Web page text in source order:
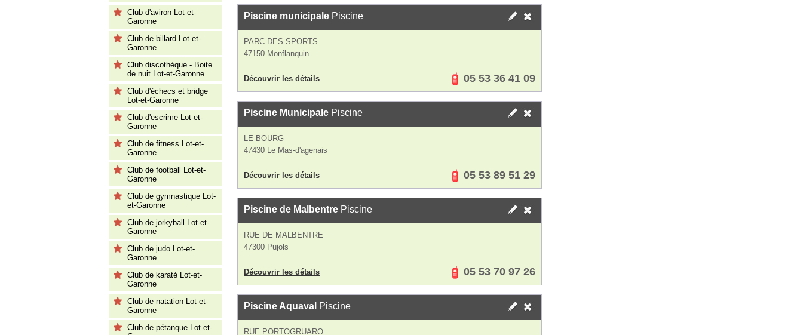
Club d'aviron Lot-et-
Garonne
Club de billard Lot-et-
Garonne
Club discothèque - Boite
de nuit Lot-et-Garonne
Club d'échecs et bridge
Lot-et-Garonne
Club d'escrime Lot-et-
Garonne
Club de fitness Lot-et-
Garonne
Club de football Lot-et-
Garonne
Club de gymnastique Lot-
et-Garonne
Club de jorkyball Lot-et-
Garonne
Club de judo Lot-et-
Garonne
Club de karaté Lot-et-
Garonne
Club de natation Lot-et-
Garonne
Club de pétanque Lot-et-
Piscine municipale Piscine
PARC DES SPORTS
47150 Monflanquin
Découvrir les détails 05 53 36 41 09
Piscine Municipale Piscine
LE BOURG
47430 Le Mas-d'agenais
Découvrir les détails 05 53 89 51 29
Piscine de Malbentre Piscine
RUE DE MALBENTRE
47300 Pujols
Découvrir les détails 05 53 70 97 26
Piscine Aquaval Piscine
RUE PORTOGRUARO